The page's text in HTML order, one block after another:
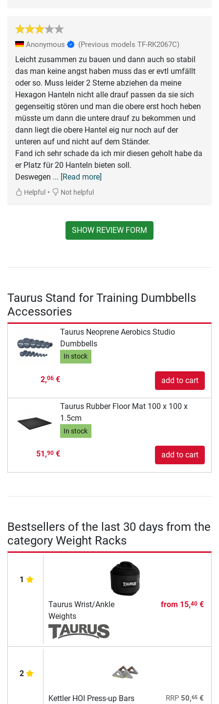
Anonymous (Previous models TF-RK2067C)
Leicht zusammen zu bauen und dann auch so stabil
das man keine angst haben muss das er evtl umfällt
oder so. Muss leider 2 Sterne abziehen da meine
Hexagon Hanteln nicht alle drauf passen da sie sich
gegenseitig stören und man die obere erst hoch heben
müsste um dann die untere drauf zu bekommen und
dann liegt die obere Hantel eig nur noch auf der
unteren auf und nicht auf dem Ständer.
Fand ich sehr schade da ich mir diesen geholt habe da
er Platz für 20 Hanteln bieten soll.
Deswegen ... [Read more]
Helpful • Not helpful
SHOW REVIEW FORM
Taurus Stand for Training Dumbbells
Accessories
Taurus Neoprene Aerobics Studio
Dumbbells
In stock
2,06€ add to cart
Taurus Rubber Floor Mat 100 x 100 x
1.5cm
In stock
51,90€ add to cart
Bestsellers of the last 30 days from the
category Weight Racks
1
Taurus Wrist/Ankle
Weights
from 15,40€
2
Kettler HOI Press-up Bars RRP 50,65€